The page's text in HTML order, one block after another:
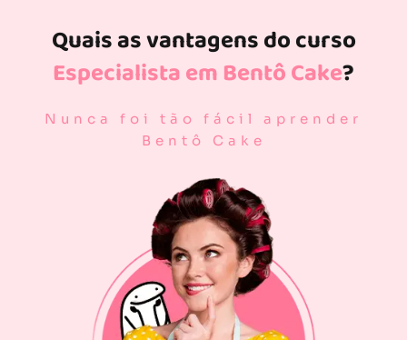
Quais as vantagens do curso
Especialista em Bentô Cake?
Nunca foi tão fácil aprender
Bentô Cake